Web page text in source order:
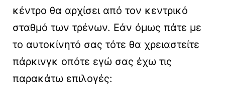
κέντρο θα αρχίσει από τον κεντρικό
σταθμό των τρένων. Εάν όμως πάτε με
το αυτοκίνητό σας τότε θα χρειαστείτε
πάρκινγκ οπότε εγώ σας έχω τις
παρακάτω επιλογές: